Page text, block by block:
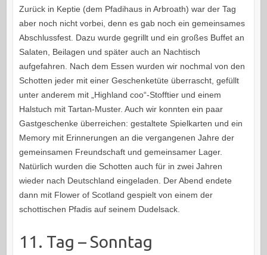
Zurück in Keptie (dem Pfadihaus in Arbroath) war der Tag
aber noch nicht vorbei, denn es gab noch ein gemeinsames
Abschlussfest. Dazu wurde gegrillt und ein großes Buffet an
Salaten, Beilagen und später auch an Nachtisch
aufgefahren. Nach dem Essen wurden wir nochmal von den
Schotten jeder mit einer Geschenketüte überrascht, gefüllt
unter anderem mit „Highland coo“-Stofftier und einem
Halstuch mit Tartan-Muster. Auch wir konnten ein paar
Gastgeschenke überreichen: gestaltete Spielkarten und ein
Memory mit Erinnerungen an die vergangenen Jahre der
gemeinsamen Freundschaft und gemeinsamer Lager.
Natürlich wurden die Schotten auch für in zwei Jahren
wieder nach Deutschland eingeladen. Der Abend endete
dann mit Flower of Scotland gespielt von einem der
schottischen Pfadis auf seinem Dudelsack.
11. Tag – Sonntag